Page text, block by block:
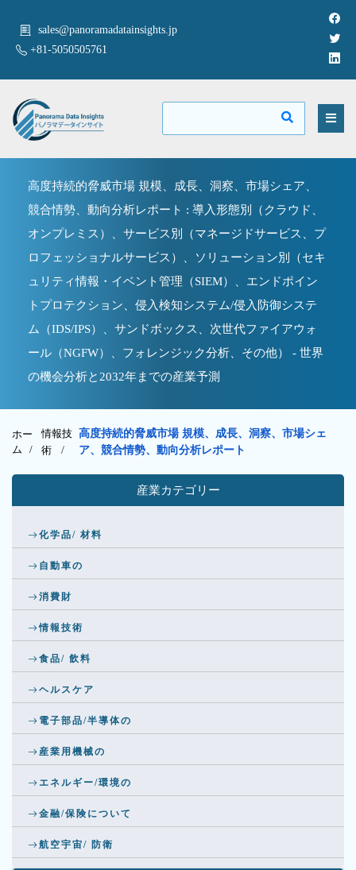
sales@panoramadatainsights.jp
+81-5050505761
高度持続的脅威市場 規模、成長、洞察、市場シェア、
競合情勢、動向分析レポート : 導入形態別（クラウド、
オンプレミス）、サービス別（マネージドサービス、プ
ロフェッショナルサービス）、ソリューション別（セキ
ュリティ情報・イベント管理（SIEM）、エンドポイン
トプロテクション、侵入検知システム/侵入防御システ
ム（IDS/IPS）、サンドボックス、次世代ファイアウォ
ール（NGFW）、フォレンジック分析、その他） - 世界
の機会分析と2032年までの産業予測
ホー
ム /
情報技
術/
高度持続的脅威市場 規模、成長、洞察、市場シェ
ア、競合情勢、動向分析レポート
産業カテゴリー
化学品/ 材料
自動車の
消費財
情報技術
食品/ 飲料
ヘルスケア
電子部品/半導体の
産業用機械の
エネルギー/環境の
金融/保険について
航空宇宙/ 防衛